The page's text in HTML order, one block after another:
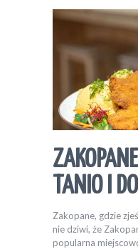
TANIO I
Zakopane, gdzie
nie dziwi, że
popularna